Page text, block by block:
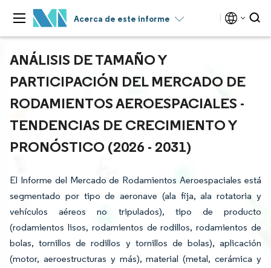
Acerca de este informe
ANÁLISIS DE TAMAÑO Y
PARTICIPACIÓN DEL MERCADO DE
RODAMIENTOS AEROESPACIALES -
TENDENCIAS DE CRECIMIENTO Y
PRONÓSTICO (2026 - 2031)
El Informe del Mercado de Rodamientos Aeroespaciales está
segmentado por tipo de aeronave (ala fija, ala rotatoria y
vehículos aéreos no tripulados), tipo de producto
(rodamientos lisos, rodamientos de rodillos, rodamientos de
bolas, tornillos de rodillos y tornillos de bolas), aplicación
(motor, aeroestructuras y más), material (metal, cerámica y